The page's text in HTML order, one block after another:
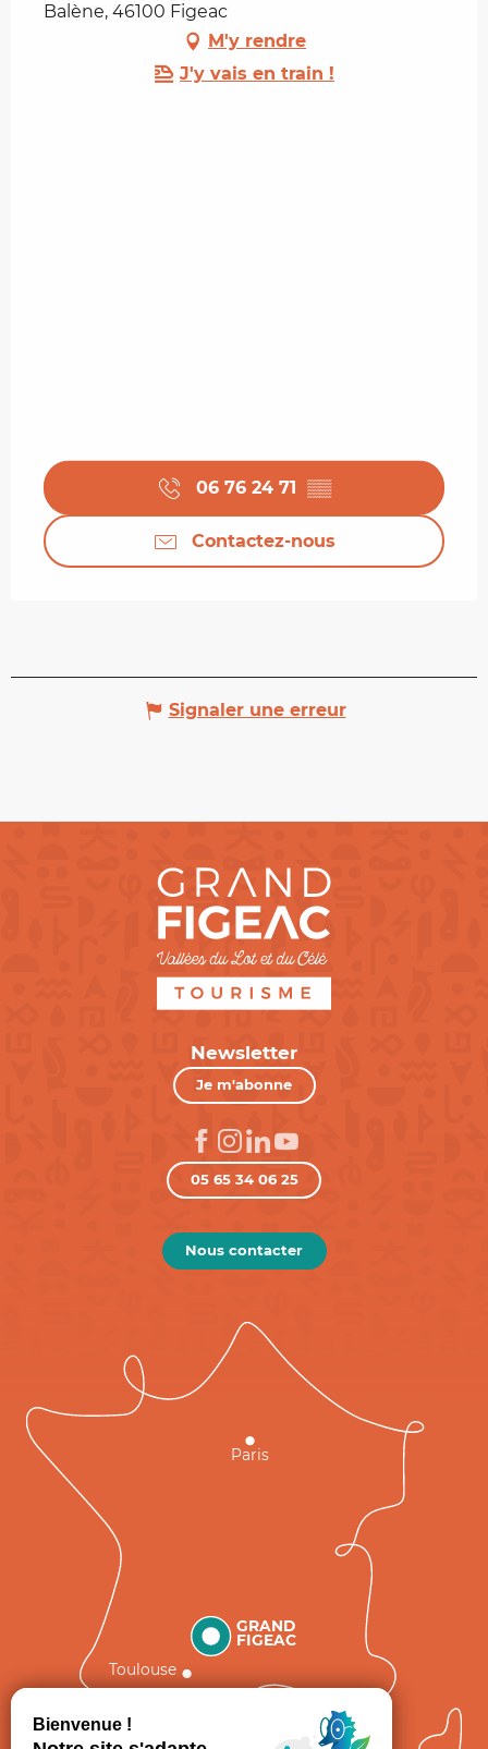
Balène, 46100 Figeac
M'y rendre
J'y vais en train !
06 76 24 71 ▒▒
Contactez-nous
Signaler une erreur
Newsletter
Je m'abonne
05 65 34 06 25
Nous contacter
GRAND
FIGEAC
Toulouse
Paris